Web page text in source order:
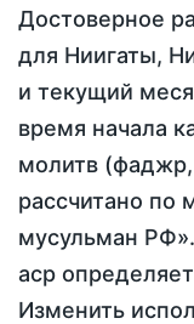
Достоверное
для Ниигаты,
и текущий
время начала
молитв (фаджр,
рассчитано по
мусульман
аср
Изменить